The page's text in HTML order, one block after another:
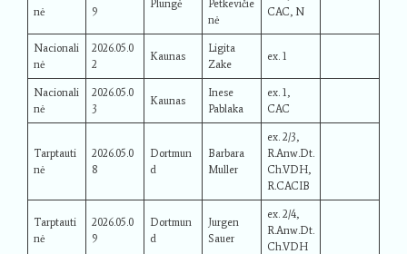
nė
9
Plungė
Petkevičie
nė
CAC, N
Nacionali
nė
2026.05.0
2
Kaunas
Ligita
Zake
ex. 1
Nacionali
nė
2026.05.0
3
Kaunas
Inese
Pablaka
ex. 1,
CAC
Tarptauti
nė
2026.05.0
8
Dortmun
d
Barbara
Muller
ex. 2/3,
R.Anw.Dt.
Ch.VDH,
R.CACIB
Tarptauti
nė
2026.05.0
9
Dortmun
d
Jurgen
Sauer
ex. 2/4,
R.Anw.Dt.
Ch.VDH